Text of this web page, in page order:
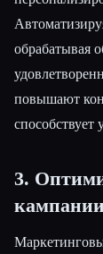
обрабатывая
повышают
3.
кампании